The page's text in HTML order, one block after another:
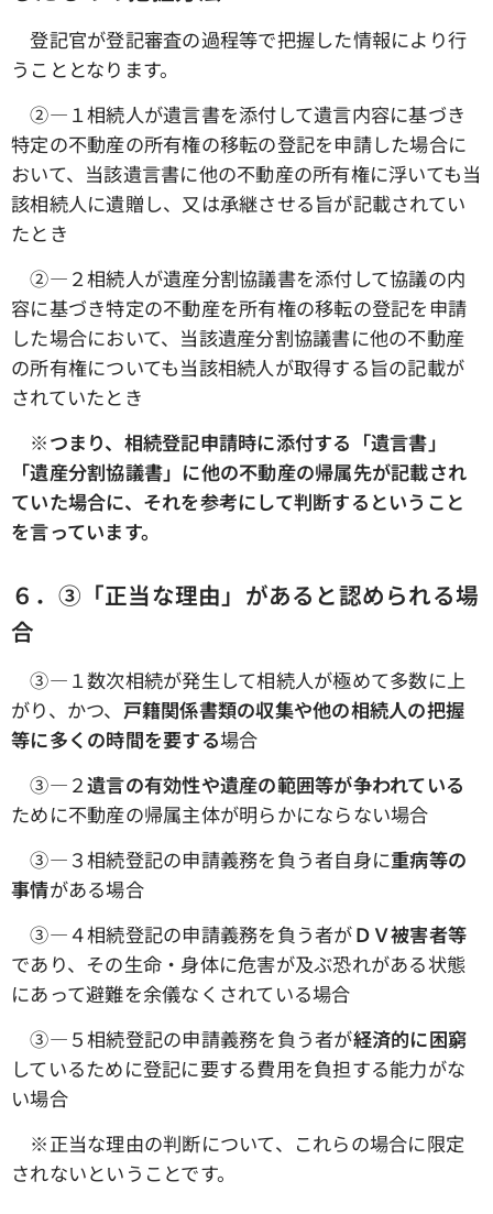
登記官が登記審査の過程等で把握した情報により行
うこととなります。
➁―１相続人が遺言書を添付して遺言内容に基づき
特定の不動産の所有権の移転の登記を申請した場合に
おいて、当該遺言書に他の不動産の所有権に浮いても当
該相続人に遺贈し、又は承継させる旨が記載されてい
たとき
➁―２相続人が遺産分割協議書を添付して協議の内
容に基づき特定の不動産を所有権の移転の登記を申請
した場合において、当該遺産分割協議書に他の不動産
の所有権についても当該相続人が取得する旨の記載が
されていたとき
※つまり、相続登記申請時に添付する「遺言書」
「遺産分割協議書」に他の不動産の帰属先が記載され
ていた場合に、それを参考にして判断するということ
を言っています。
６．③「正当な理由」があると認められる場
合
③―１数次相続が発生して相続人が極めて多数に上
がり、かつ、 戸籍関係書類の収集や他の相続人の把握
等に多くの時間を要する場合
③―２遺言の有効性や遺産の範囲等が争われている
ために不動産の帰属主体が明らかにならない場合
③―３相続登記の申請義務を負う者自身に重病等の
事情がある場合
③―４相続登記の申請義務を負う者がＤＶ被害者等
であり、その生命・身体に危害が及ぶ恐れがある状態
にあって避難を余儀なくされている場合
③―５相続登記の申請義務を負う者が経済的に困窮
しているために登記に要する費用を負担する能力がな
い場合
※正当な理由の判断について、これらの場合に限定
されないということです。